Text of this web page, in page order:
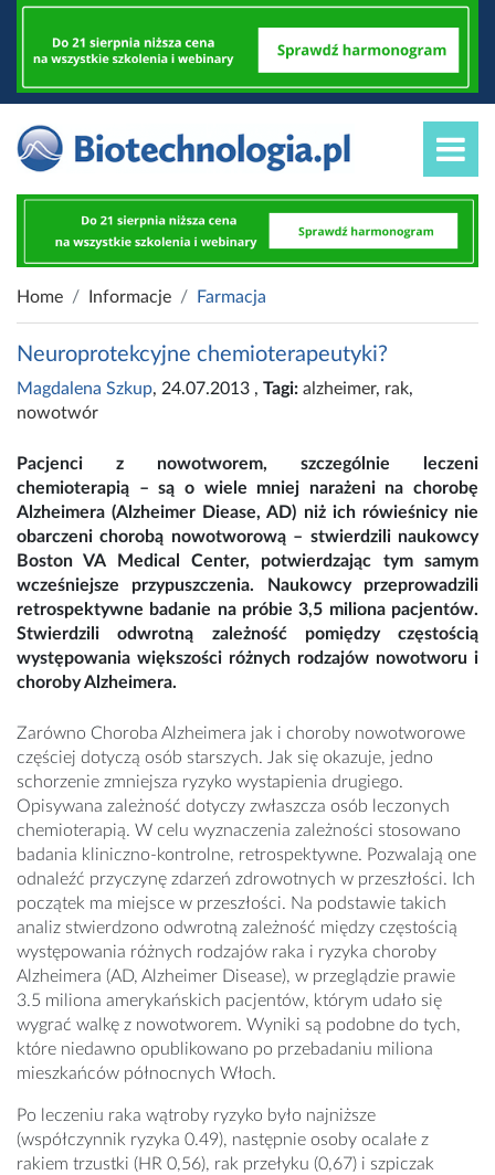
Home Informacje Farmacja
Neuroprotekcyjne chemioterapeutyki?
Magdalena Szkup, 24.07.2013 , Tagi: alzheimer, rak,
nowotwór
Pacjenci z nowotworem, szczególnie leczeni
chemioterapią – są o wiele mniej narażeni na chorobę
Alzheimera (Alzheimer Diease, AD) niż ich rówieśnicy nie
obarczeni chorobą nowotworową – stwierdzili naukowcy
Boston VA Medical Center, potwierdzając tym samym
wcześniejsze przypuszczenia. Naukowcy przeprowadzili
retrospektywne badanie na próbie 3,5 miliona pacjentów.
Stwierdzili odwrotną zależność pomiędzy częstością
występowania większości różnych rodzajów nowotworu i
choroby Alzheimera.
Zarówno Choroba Alzheimera jak i choroby nowotworowe
częściej dotyczą osób starszych. Jak się okazuje, jedno
schorzenie zmniejsza ryzyko wystapienia drugiego.
Opisywana zależność dotyczy zwłaszcza osób leczonych
chemioterapią. W celu wyznaczenia zależności stosowano
badania kliniczno-kontrolne, retrospektywne. Pozwalają one
odnaleźć przyczynę zdarzeń zdrowotnych w przeszłości. Ich
początek ma miejsce w przeszłości. Na podstawie takich
analiz stwierdzono odwrotną zależność między częstością
występowania różnych rodzajów raka i ryzyka choroby
Alzheimera (AD, Alzheimer Disease), w przeglądzie prawie
3.5 miliona amerykańskich pacjentów, którym udało się
wygrać walkę z nowotworem. Wyniki są podobne do tych,
które niedawno opublikowano po przebadaniu miliona
mieszkańców północnych Włoch.
Po leczeniu raka wątroby ryzyko było najniższe
(współczynnik ryzyka 0.49), następnie osoby ocalałe z
rakiem trzustki (HR 0,56), rak przełyku (0,67) i szpiczak